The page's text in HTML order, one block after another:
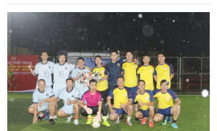
là 01 trong 03 đại diện cho cán bộ Đoàn thuộc lực lượng